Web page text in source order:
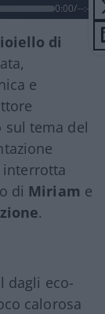
0:00/--:--
di
e
tema del
interrotta
di Miriam e
.
dagli eco-
calorosa